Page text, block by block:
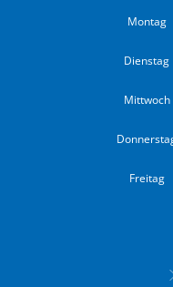
Montag
Dienstag
Mittwoch
Freitag